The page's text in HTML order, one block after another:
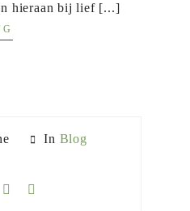
hieraan bij lief [...]
In Blog